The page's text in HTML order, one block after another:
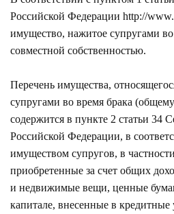
Российской Федерации http://
имущество, нажитое супругами во
совместной собственностью.
Перечень имущества,
супругами во время брака
содержится в пункте 2 статьи 34
Российской Федерации, в
имуществом супругов, в
приобретенные за счет общих
и недвижимые вещи, ценные
капитале, внесенные в